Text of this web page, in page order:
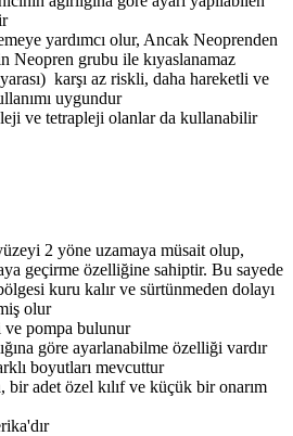
yardımcı olur, Ancak Neoprenden
Neopren grubu ile kıyaslanamaz
karşı az riskli, daha hareketli ve
uygundur
ve tetrapleji olanlar da kullanabilir
2 yöne uzamaya müsait olup,
geçirme özelliğine sahiptir. Bu sayede
kuru kalır ve sürtünmeden dolayı
olur
pompa bulunur
göre ayarlanabilme özelliği vardır
boyutları mevcuttur
adet özel kılıf ve küçük bir onarım